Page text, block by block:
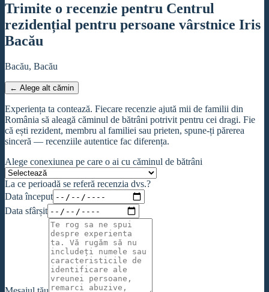
Trimite o recenzie pentru Centrul
rezidențial pentru persoane vârstnice Iris
Bacău
Bacău, Bacău
← Alege alt cămin
Experiența ta contează. Fiecare recenzie ajută mii de familii din
România să aleagă căminul de bătrâni potrivit pentru cei dragi. Fie
că ești rezident, membru al familiei sau prieten, spune-ți părerea
sinceră — recenziile autentice fac diferența.
Alege conexiunea pe care o ai cu căminul de bătrâni
La ce perioadă se referă recenzia dvs.?
Data început
Data sfârșit